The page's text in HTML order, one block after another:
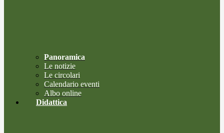
Panoramica
Le notizie
Le circolari
Calendario eventi
Albo online
Didattica